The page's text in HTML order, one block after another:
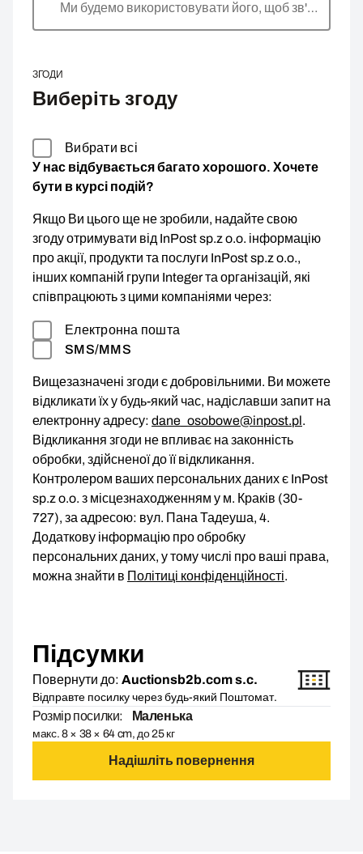
Ми будемо використовувати його, щоб зв'язатися
ЗГОДИ
Виберіть згоду
Вибрати всі
У нас відбувається багато хорошого. Хочете
бути в курсі подій?
Якщо Ви цього ще не зробили, надайте свою
згоду отримувати від InPost sp.z o.o. інформацію
про акції, продукти та послуги InPost sp.z o.o.,
інших компаній групи Integer та організацій, які
співпрацюють з цими компаніями через:
Електронна пошта
SMS/MMS
Вищезазначені згоди є добровільними. Ви можете
відкликати їх у будь-який час, надіславши запит на
електронну адресу: dane_osobowe@inpost.pl.
Відкликання згоди не впливає на законність
обробки, здійсненої до її відкликання.
Контролером ваших персональних даних є InPost
sp.z o.o. з місцезнаходженням у м. Краків (30-
727), за адресою: вул. Пана Тадеуша, 4.
Додаткову інформацію про обробку
персональних даних, у тому числі про ваші права,
можна знайти в Політиці конфіденційності.
Підсумки
Повернути до: Auctionsb2b.com s.c.
Відправте посилку через будь-який Поштомат.
Розмір посилки: Маленька
макс. 8 × 38 × 64 cm, до 25 кг
Надішліть повернення